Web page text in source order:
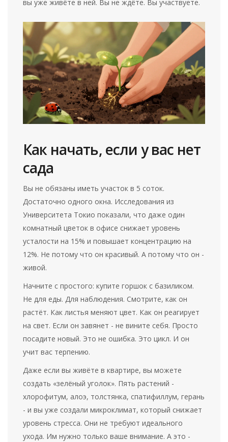
вы уже живёте в ней. Вы не ждёте. Вы участвуете.
Как начать, если у вас нет
сада
Вы не обязаны иметь участок в 5 соток.
Достаточно одного окна. Исследования из
Университета Токио показали, что даже один
комнатный цветок в офисе снижает уровень
усталости на 15% и повышает концентрацию на
12%. Не потому что он красивый. А потому что он -
живой.
Начните с простого: купите горшок с базиликом.
Не для еды. Для наблюдения. Смотрите, как он
растёт. Как листья меняют цвет. Как он реагирует
на свет. Если он завянет - не вините себя. Просто
посадите новый. Это не ошибка. Это цикл. И он
учит вас терпению.
Даже если вы живёте в квартире, вы можете
создать «зелёный уголок». Пять растений -
хлорофитум, алоэ, толстянка, спатифиллум, герань
- и вы уже создали микроклимат, который снижает
уровень стресса. Они не требуют идеального
ухода. Им нужно только ваше внимание. А это -